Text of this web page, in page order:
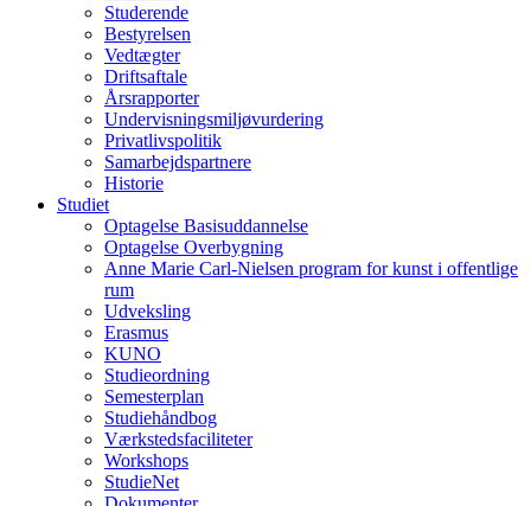
Studerende
Bestyrelsen
Vedtægter
Driftsaftale
Årsrapporter
Undervisningsmiljøvurdering
Privatlivspolitik
Samarbejdspartnere
Historie
Studiet
Optagelse Basisuddannelse
Optagelse Overbygning
Anne Marie Carl-Nielsen program for kunst i offentlige
rum
Udveksling
Erasmus
KUNO
Studieordning
Semesterplan
Studiehåndbog
Værkstedsfaciliteter
Workshops
StudieNet